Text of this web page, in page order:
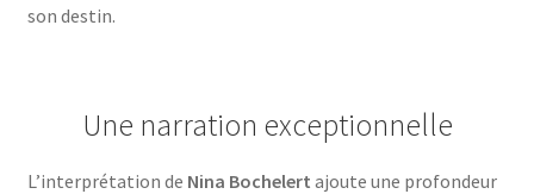
son destin.
Une narration exceptionnelle
L’interprétation de Nina Bochelert ajoute une profondeur